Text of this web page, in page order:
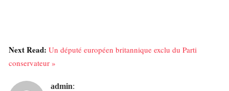
Next Read: Un député européen britannique exclu du Parti
conservateur »
admin: